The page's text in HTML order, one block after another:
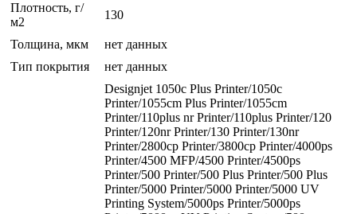
Плотность, г/
м2
130
Толщина, мкм
нет данных
Тип покрытия
нет данных
Designjet 1050c Plus Printer/1050c
Printer/1055cm Plus Printer/1055cm
Printer/110plus nr Printer/110plus Printer/120
Printer/120nr Printer/130 Printer/130nr
Printer/2800cp Printer/3800cp Printer/4000ps
Printer/4500 MFP/4500 Printer/4500ps
Printer/500 Printer/500 Plus Printer/500 Plus
Printer/5000 Printer/5000 Printer/5000 UV
Printing System/5000ps Printer/5000ps